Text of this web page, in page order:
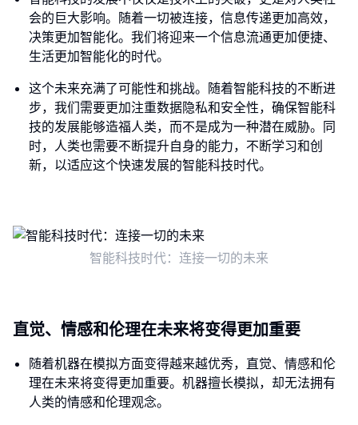
会的巨大影响。随着一切被连接，信息传递更加高效，
决策更加智能化。我们将迎来一个信息流通更加便捷、
生活更加智能化的时代。
这个未来充满了可能性和挑战。随着智能科技的不断进
步，我们需要更加注重数据隐私和安全性，确保智能科
技的发展能够造福人类，而不是成为一种潜在威胁。同
时，人类也需要不断提升自身的能力，不断学习和创
新，以适应这个快速发展的智能科技时代。
智能科技时代：连接一切的未来
直觉、情感和伦理在未来将变得更加重要
随着机器在模拟方面变得越来越优秀，直觉、情感和伦
理在未来将变得更加重要。机器擅长模拟，却无法拥有
人类的情感和伦理观念。